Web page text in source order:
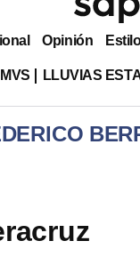
Opinión
LLUVIAS